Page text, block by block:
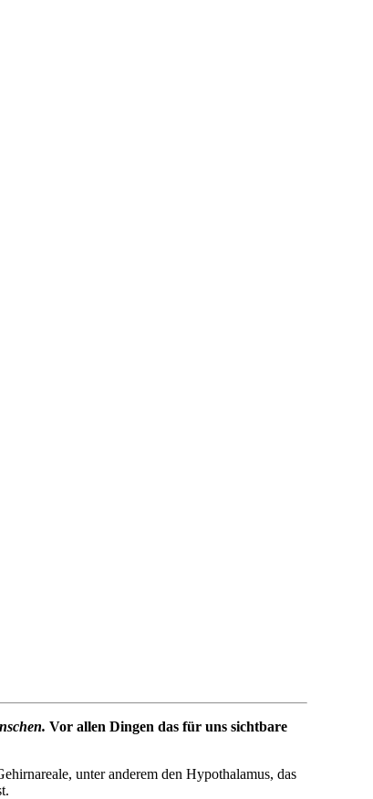
Vor allen Dingen das für uns sichtbare
unter anderem den Hypothalamus, das